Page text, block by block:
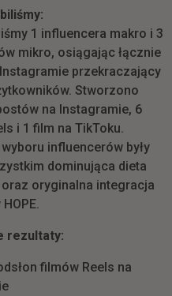
1 influencera makro i 3
mikro, osiągając łącznie
przekraczający
Stworzono
na Instagramie, 6
i 1 film na TikToku.
influencerów były
dominująca dieta
oryginalna integracja
rezultaty:
filmów Reels na